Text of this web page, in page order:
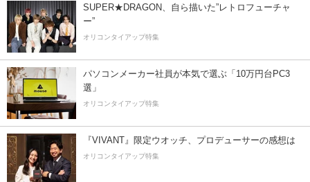
SUPER★DRAGON、自ら描いた”レトロフューチャ
ー”
オリコンタイアップ特集
パソコンメーカー社員が本気で選ぶ「10万円台PC3
選」
オリコンタイアップ特集
『VIVANT』限定ウオッチ、プロデューサーの感想は
オリコンタイアップ特集